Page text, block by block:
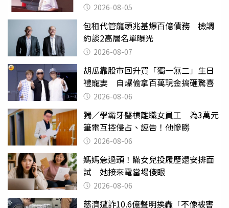
2026-08-05
包租代管龍頭兆基爆百億債務 檢調
約談2高層名單曝光
2026-08-07
胡瓜靠股市回升買「獨一無二」生日
禮寵妻 自爆偷拿百萬現金搞砸驚喜
2026-08-06
獨／學霸牙醫槓離職女員工 為3萬元
筆電互控侵占、誣告！他慘勝
2026-08-06
媽媽急過頭！瞞女兒投履歷還安排面
試 她接來電當場傻眼
2026-08-06
慈濟遭詐10.6億聲明挨轟「不像被害